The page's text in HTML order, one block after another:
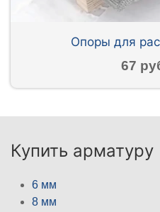
Опоры для
67
Купить арматуру
6 мм
8 мм